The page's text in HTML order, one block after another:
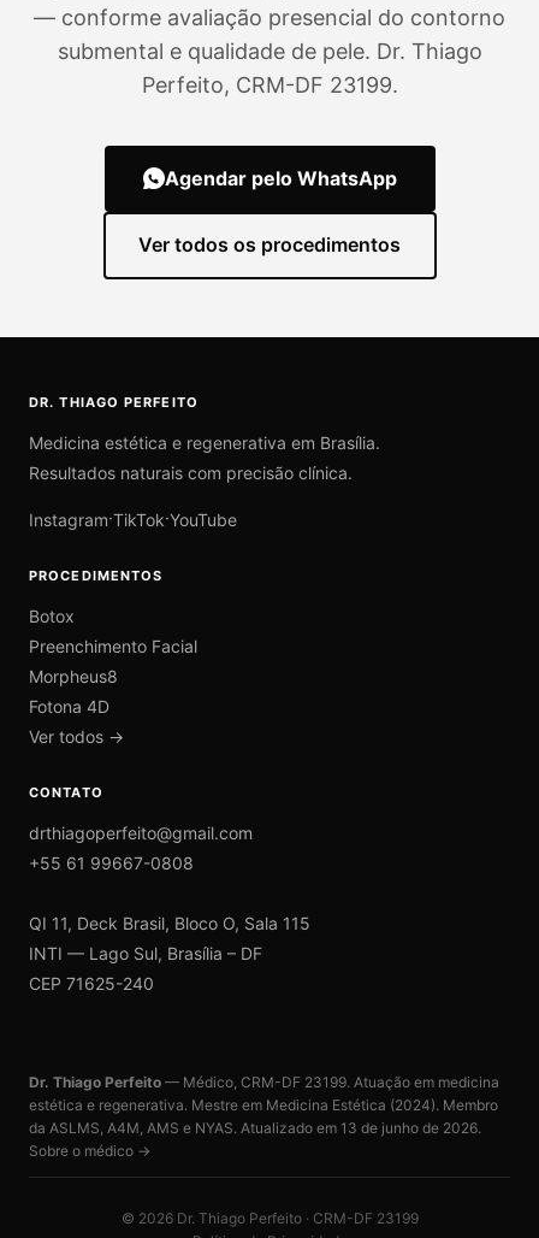
— conforme avaliação presencial do contorno
submental e qualidade de pele. Dr. Thiago
Perfeito, CRM-DF 23199.
Agendar pelo WhatsApp
Ver todos os procedimentos
DR. THIAGO PERFEITO
Medicina estética e regenerativa em Brasília.
Resultados naturais com precisão clínica.
Instagram·TikTok·YouTube
PROCEDIMENTOS
Botox
Preenchimento Facial
Morpheus8
Fotona 4D
Ver todos →
CONTATO
drthiagoperfeito@gmail.com
+55 61 99667-0808
QI 11, Deck Brasil, Bloco O, Sala 115
INTI — Lago Sul, Brasília – DF
CEP 71625-240
Dr. Thiago Perfeito — Médico, CRM-DF 23199. Atuação em medicina
estética e regenerativa. Mestre em Medicina Estética (2024). Membro
da ASLMS, A4M, AMS e NYAS. Atualizado em 13 de junho de 2026.
Sobre o médico →
© 2026Dr. Thiago Perfeito · CRM-DF 23199